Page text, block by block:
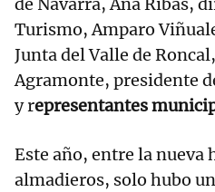
de Navarra, Ana Ribas,
Turismo, Amparo
Junta del Valle de
Agramonte, presidente
y representantes
Este año, entre la nueva
almadieros, solo hubo